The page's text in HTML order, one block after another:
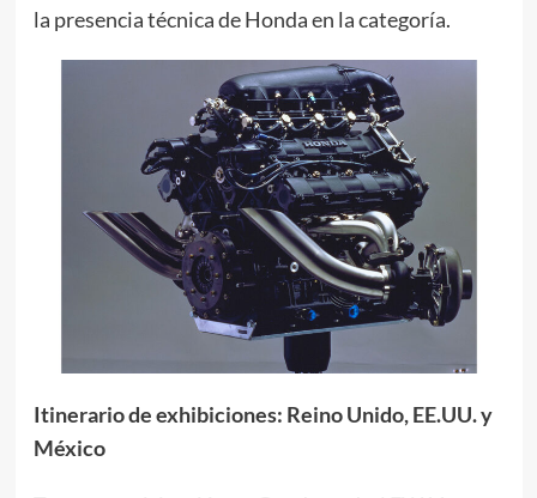
la presencia técnica de Honda en la categoría.
Itinerario de exhibiciones: Reino Unido, EE.UU. y
México